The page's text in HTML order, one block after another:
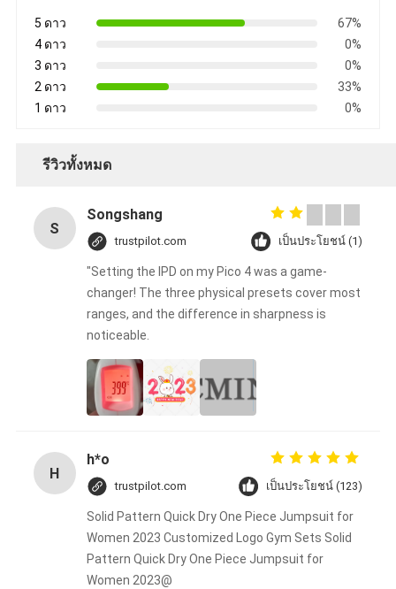
5 ดาว
67%
4 ดาว
0%
3 ดาว
0%
2 ดาว
33%
1 ดาว
0%
รีวิวทั้งหมด
S
Songshang
trustpilot.com เป็นประโยชน์ (1)
"Setting the IPD on my Pico 4 was a game-
changer! The three physical presets cover most
ranges, and the difference in sharpness is
noticeable.
H
h*o
trustpilot.com เป็นประโยชน์ (123)
Solid Pattern Quick Dry One Piece Jumpsuit for
Women 2023 Customized Logo Gym Sets Solid
Pattern Quick Dry One Piece Jumpsuit for
Women 2023@